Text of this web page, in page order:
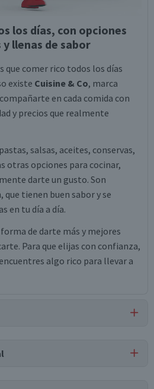
los días, con opciones
llenas de sabor
que comer rico todos los días
existe Cuisine & Co, marca
en cada comida con
y precios que realmente
salsas, aceites, conservas,
otras opciones para cocinar,
darte un gusto. Son
tienen buen sabor y se
en tu día a día.
de darte más y mejores
Para que elijas con confianza,
algo rico para llevar a